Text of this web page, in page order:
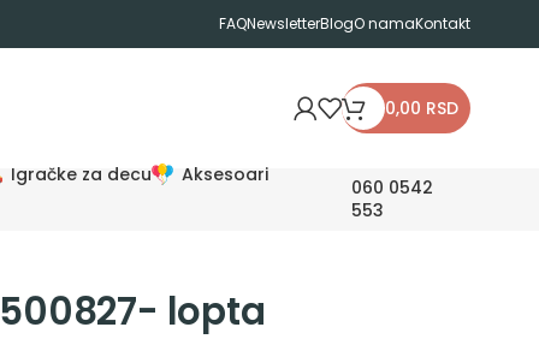
FAQNewsletterBlogO namaKontakt
0,00 RSD
Igračke za decu Aksesoari
060 0542
553
lopta